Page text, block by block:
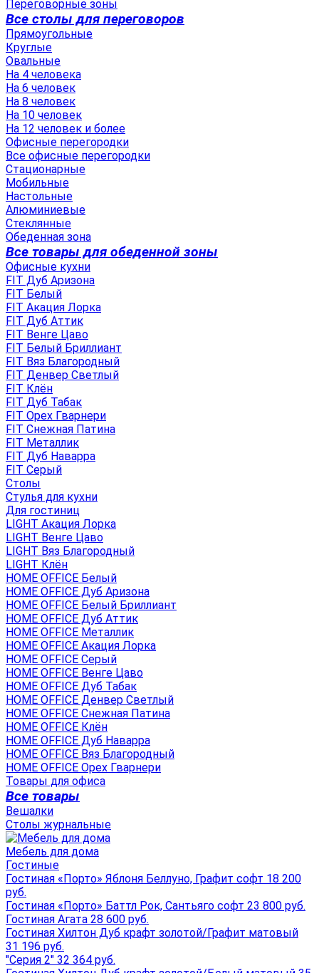
Переговорные зоны
Все столы для переговоров
Прямоугольные
Круглые
Овальные
На 4 человека
На 6 человек
На 8 человек
На 10 человек
На 12 человек и более
Офисные перегородки
Все офисные перегородки
Стационарные
Мобильные
Настольные
Алюминиевые
Стеклянные
Обеденная зона
Все товары для обеденной зоны
Офисные кухни
FIT Дуб Аризона
FIT Белый
FIT Акация Лорка
FIT Дуб Аттик
FIT Венге Цаво
FIT Белый Бриллиант
FIT Вяз Благородный
FIT Денвер Светлый
FIT Клён
FIT Дуб Табак
FIT Орех Гварнери
FIT Снежная Патина
FIT Металлик
FIT Дуб Наварра
FIT Серый
Столы
Стулья для кухни
Для гостиниц
LIGHT Акация Лорка
LIGHT Венге Цаво
LIGHT Вяз Благородный
LIGHT Клён
HOME OFFICE Белый
HOME OFFICE Дуб Аризона
HOME OFFICE Белый Бриллиант
HOME OFFICE Дуб Аттик
HOME OFFICE Металлик
HOME OFFICE Акация Лорка
HOME OFFICE Серый
HOME OFFICE Венге Цаво
HOME OFFICE Дуб Табак
HOME OFFICE Денвер Светлый
HOME OFFICE Снежная Патина
HOME OFFICE Клён
HOME OFFICE Дуб Наварра
HOME OFFICE Вяз Благородный
HOME OFFICE Орех Гварнери
Товары для офиса
Все товары
Вешалки
Столы журнальные
Мебель для дома
Гостиные
Гостиная «Порто» Яблоня Беллуно, Графит софт 18 200
руб.
Гостиная «Порто» Баттл Рок, Сантьяго софт 23 800 руб.
Гостиная Агата 28 600 руб.
Гостиная Хилтон Дуб крафт золотой/Графит матовый
31 196 руб.
"Серия 2" 32 364 руб.